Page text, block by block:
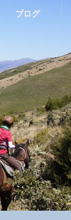
ブログ